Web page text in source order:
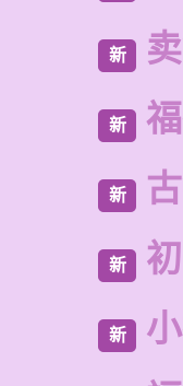
新
新
新
新
新